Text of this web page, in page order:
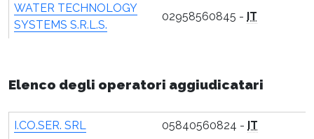
WATER TECHNOLOGY
SYSTEMS S.R.L.S.
02958560845 - IT
Elenco degli operatori aggiudicatari
I.CO.SER. SRL 05840560824 - IT